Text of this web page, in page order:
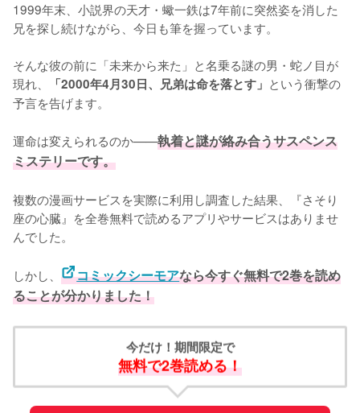
1999年末、小説界の天才・蠍一鉄は7年前に突然姿を消した
兄を探し続けながら、今日も筆を握っています。
そんな彼の前に「未来から来た」と名乗る謎の男・蛇ノ目が
現れ、
「2000年4月30日、兄弟は命を落とす」 という衝撃の
予言を告げます。
運命は変えられるのか——執着と謎が絡み合うサスペンス
ミステリーです。
複数の漫画サービスを実際に利用し調査した結果、『さそり
座の心臓』を全巻無料で読めるアプリやサービスはありませ
んでした。
しかし、 コミックシーモアなら今すぐ無料で2巻を読め
ることが分かりました！
今だけ！期間限定で
無料で2巻読める！